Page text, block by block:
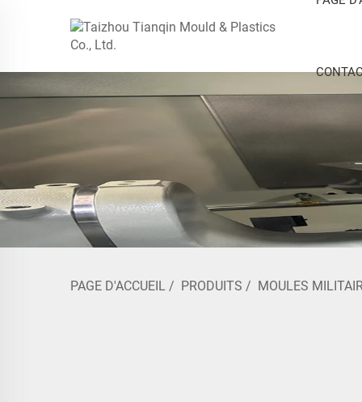
PAGE D'ACCUEIL / PRODUITS / MOULES